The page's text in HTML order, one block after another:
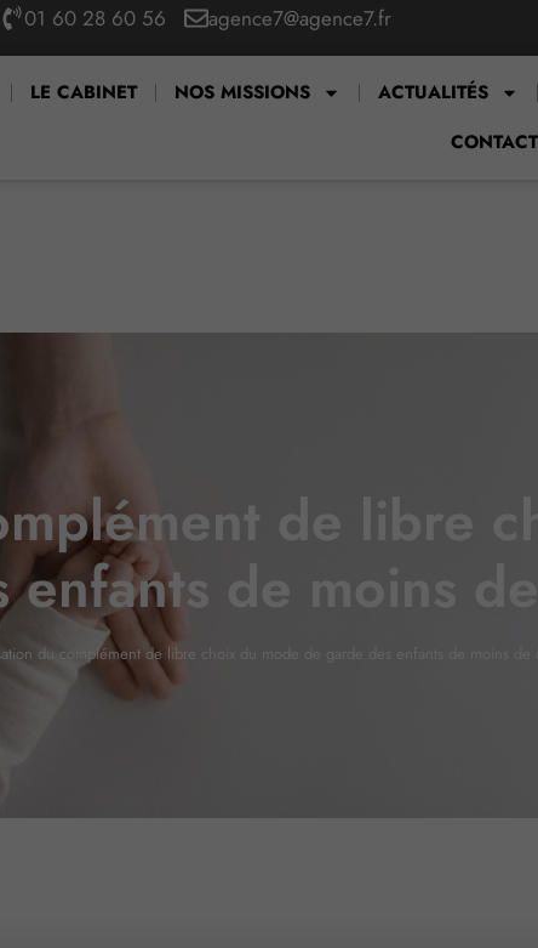
01 60 28 60 56 agence7@agence7.fr
LE CABINET NOS MISSIONS
ACTUALITÉS
CONTACT
de libre
enfants de moins de
du complément de libre choix du mode de garde des enfants de moins de 6